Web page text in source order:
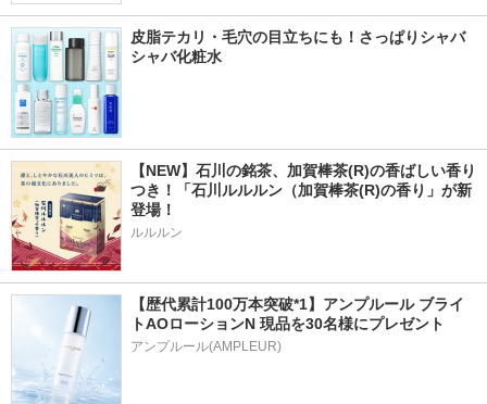
皮脂テカリ・毛穴の目立ちにも！さっぱりシャバ
シャバ化粧水
【NEW】石川の銘茶、加賀棒茶(R)の香ばしい香り
つき！「石川ルルルン（加賀棒茶(R)の香り」が新
登場！
ルルルン
【歴代累計100万本突破*1】アンプルール ブライ
トAOローションN 現品を30名様にプレゼント
アンプルール(AMPLEUR)